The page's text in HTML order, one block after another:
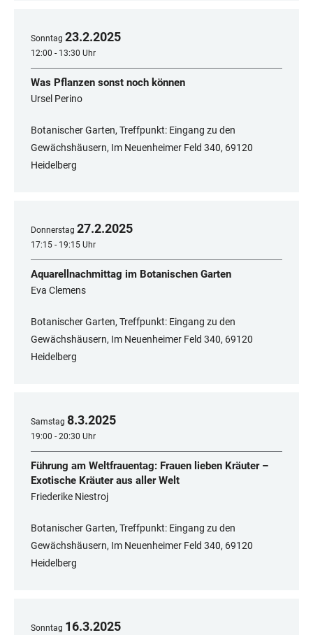
Sonntag 23.2.2025
12:00 - 13:30 Uhr
Was Pflanzen sonst noch können
Ursel Perino
Botanischer Garten, Treffpunkt: Eingang zu den
Gewächshäusern, Im Neuenheimer Feld 340, 69120
Heidelberg
Donnerstag 27.2.2025
17:15 - 19:15 Uhr
Aquarellnachmittag im Botanischen Garten
Eva Clemens
Botanischer Garten, Treffpunkt: Eingang zu den
Gewächshäusern, Im Neuenheimer Feld 340, ​​​​​​​69120
Heidelberg
Samstag 8.3.2025
19:00 - 20:30 Uhr
Führung am Weltfrauentag: Frauen lieben Kräuter –
Exotische Kräuter aus aller Welt
Friederike Niestroj
Botanischer Garten, Treffpunkt: Eingang zu den
Gewächshäusern, Im Neuenheimer Feld 340, 69120
Heidelberg
Sonntag 16.3.2025